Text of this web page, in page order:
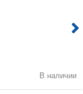
В наличии